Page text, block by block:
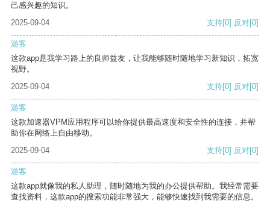
己感兴趣的知识。
2025-09-04
支持[0] 反对[0]
游客
这款app是我学习路上的良师益友，让我能够随时随地学习新知识，拓宽
视野。
2025-09-04
支持[0] 反对[0]
游客
这款加速器VPM应用程序可以给你提供最高速度和安全性的连接，并帮
助你在网络上自由移动。
2025-09-04
支持[0] 反对[0]
游客
这款app就像我的私人助理，随时随地为我的办公提供帮助。我经常需要
查找资料，这款app的搜索功能非常强大，能够快速找到我需要的信息。